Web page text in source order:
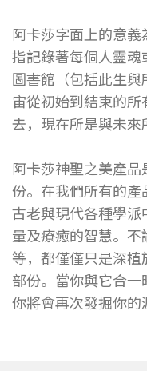
阿卡莎字面上的意
指記錄著每個人靈
圖書館（包括此生
宙從初始到結束的
去，現在所是與未來
阿卡莎神聖之美產
份。在我們所有的
古老與現代各種學
量及療癒的智慧。
等，都僅僅只是深
部份。當你與它合一
你將會再次發掘你的